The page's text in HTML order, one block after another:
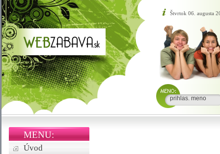
Štvrtok 06. augusta
MENU:
Úvod